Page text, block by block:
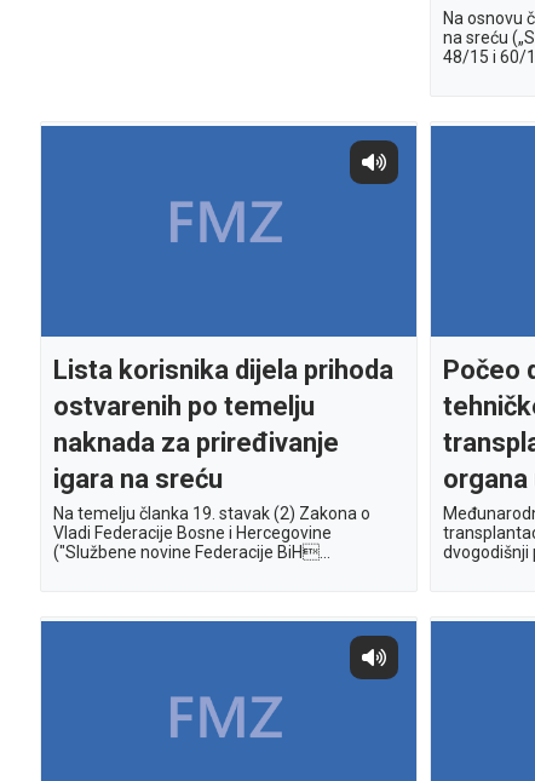
Na osnovu
na sreću
48/15 i 60/
Lista korisnika dijela prihoda
ostvarenih po temelju
naknada za priređivanje
igara na sreću
Na temelju članka 19. stavak (2) Zakona o
Vladi Federacije Bosne i Hercegovine
("Službene novine Federacije BiH...
Počeo
organa
dvogodišnji